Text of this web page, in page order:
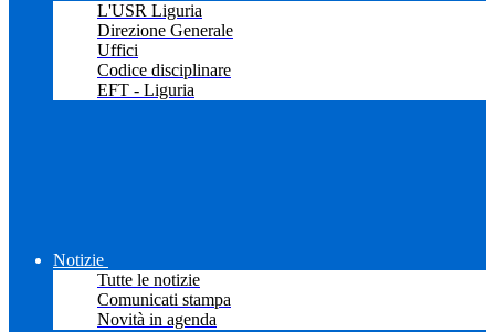
L'USR Liguria
Direzione Generale
Uffici
Codice disciplinare
EFT - Liguria
Notizie
Tutte le notizie
Comunicati stampa
Novità in agenda